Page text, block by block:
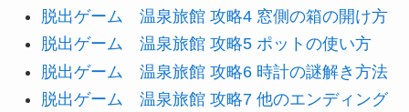
脱出ゲーム 温泉旅館 攻略4 窓側の箱の開け方
脱出ゲーム 温泉旅館 攻略5 ポットの使い方
脱出ゲーム 温泉旅館 攻略6 時計の謎解き方法
脱出ゲーム 温泉旅館 攻略7 他のエンディング